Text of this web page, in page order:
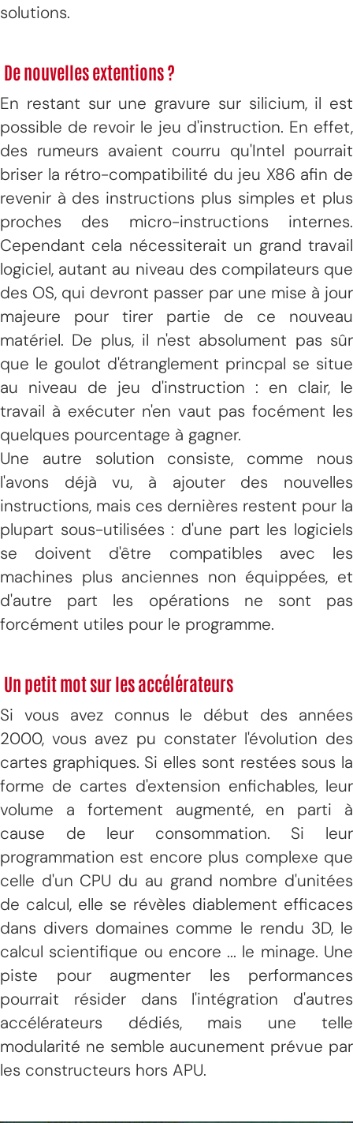
solutions.
De nouvelles extentions ?
En restant sur une gravure sur silicium, il est
possible de revoir le jeu d'instruction. En effet,
des rumeurs avaient courru qu'Intel pourrait
briser la rétro-compatibilité du jeu X86 afin de
revenir à des instructions plus simples et plus
proches des micro-instructions internes.
Cependant cela nécessiterait un grand travail
logiciel, autant au niveau des compilateurs que
des OS, qui devront passer par une mise à jour
majeure pour tirer partie de ce nouveau
matériel. De plus, il n'est absolument pas sûr
que le goulot d'étranglement princpal se situe
au niveau de jeu d'instruction : en clair, le
travail à exécuter n'en vaut pas focément les
quelques pourcentage à gagner.
Une autre solution consiste, comme nous
l'avons déjà vu, à ajouter des nouvelles
instructions, mais ces dernières restent pour la
plupart sous-utilisées : d'une part les logiciels
se doivent d'être compatibles avec les
machines plus anciennes non équippées, et
d'autre part les opérations ne sont pas
forcément utiles pour le programme.
Un petit mot sur les accélérateurs
Si vous avez connus le début des années
2000, vous avez pu constater l'évolution des
cartes graphiques. Si elles sont restées sous la
forme de cartes d'extension enfichables, leur
volume a fortement augmenté, en parti à
cause de leur consommation. Si leur
programmation est encore plus complexe que
celle d'un CPU du au grand nombre d'unitées
de calcul, elle se révèles diablement efficaces
dans divers domaines comme le rendu 3D, le
calcul scientifique ou encore ... le minage. Une
piste pour augmenter les performances
pourrait résider dans l'intégration d'autres
accélérateurs dédiés, mais une telle
modularité ne semble aucunement prévue par
les constructeurs hors APU.